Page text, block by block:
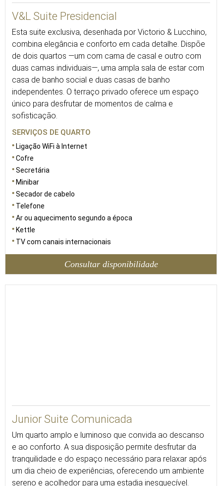
V&L Suite Presidencial
Esta suite exclusiva, desenhada por Victorio & Lucchino,
combina elegância e conforto em cada detalhe. Dispõe
de dois quartos —um com cama de casal e outro com
duas camas individuais—, uma ampla sala de estar com
casa de banho social e duas casas de banho
independentes. O terraço privado oferece um espaço
único para desfrutar de momentos de calma e
sofisticação.
SERVIÇOS DE QUARTO
Ligação WiFi à Internet
Cofre
Secretária
Minibar
Secador de cabelo
Telefone
Ar ou aquecimento segundo a época
Kettle
TV com canais internacionais
Consultar disponibilidade
Junior Suite Comunicada
Um quarto amplo e luminoso que convida ao descanso
e ao conforto. A sua disposição permite desfrutar da
tranquilidade e do espaço necessário para relaxar após
um dia cheio de experiências, oferecendo um ambiente
sereno e acolhedor para uma estadia inesquecível.